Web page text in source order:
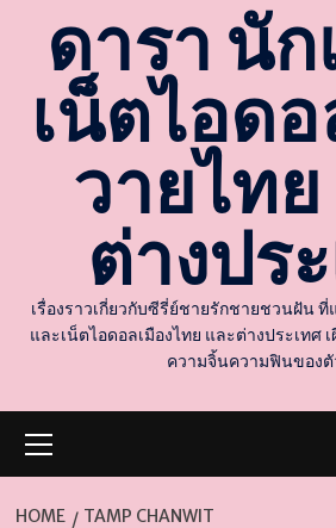
ดารา นั
เน็ตไอด
วายไท
ต่างปร
เรื่องราวเกี่ยวกับซีรี่ย์ชายรักชายชวนฝัน
และเน็ตไอดอลเมืองไทย และต่างประเทศ
ความจิ้นความฟินของตั
Menu
HOME TAMP CHANWIT